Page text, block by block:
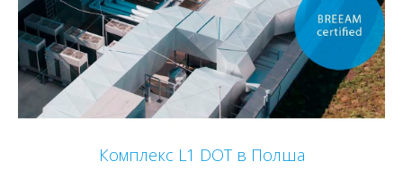
Комплекс L1 DOT в Полша